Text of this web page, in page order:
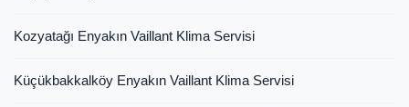
Kozyatağı Enyakın Vaillant Klima Servisi
Küçükbakkalköy Enyakın Vaillant Klima Servisi